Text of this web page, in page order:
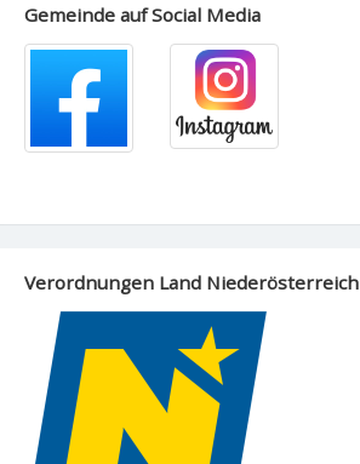
Gemeinde auf Social Media
Verordnungen Land Niederösterreich